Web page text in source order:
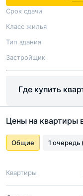
Срок сдачи
Класс жилья
Тип здания
Застройщик
Где купить
Цены на
Общие 1 очередь
Квартиры